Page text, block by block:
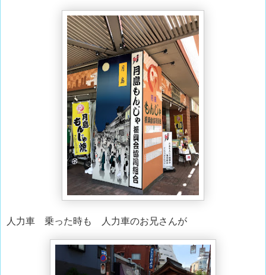
人力車 乗った時も 人力車のお兄さんが